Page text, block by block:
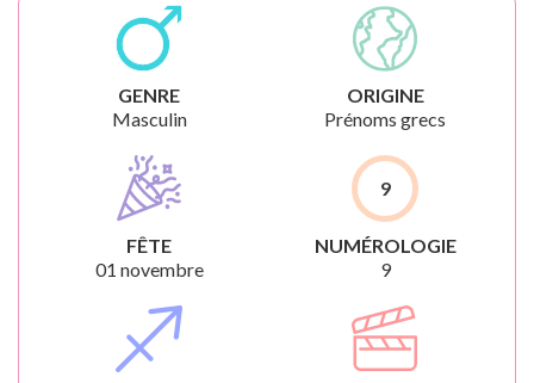
GENRE
Masculin
ORIGINE
Prénoms grecs
FÊTE
01 novembre
9
NUMÉROLOGIE
9